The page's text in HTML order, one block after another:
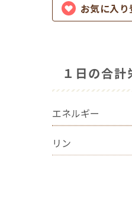
お気に入り
１日の合計
エネルギー
リン